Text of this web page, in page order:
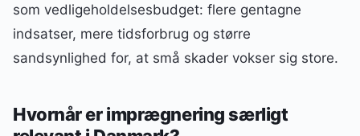
som vedligeholdelsesbudget: flere gentagne
indsatser, mere tidsforbrug og større
sandsynlighed for, at små skader vokser sig store.
Hvornår er imprægnering særligt